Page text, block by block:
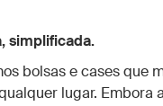
simplificada.
bolsas e cases que
lugar. Embora